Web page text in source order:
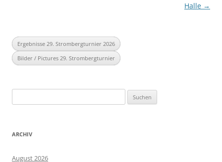
Halle →
Ergebnisse 29. Strombergturnier 2026
Bilder / Pictures 29. Strombergturnier
nach:
ARCHIV
August 2026